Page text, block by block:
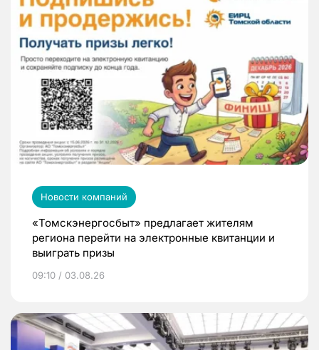
Новости компаний
«Томскэнергосбыт» предлагает жителям
региона перейти на электронные квитанции и
выиграть призы
09:10 / 03.08.26